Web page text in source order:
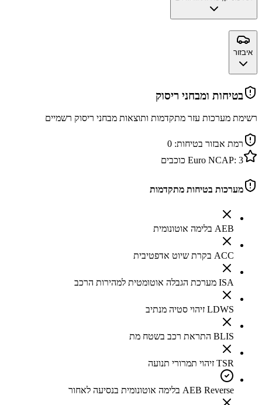
איבזור
בטיחות ומבחני ריסוק
רשימת מערכות עזר מתקדמות ותוצאות מבחני ריסוק רשמיים
רמת אבזור בטיחות: 0
Euro NCAP: 3 כוכבים
מערכות בטיחות מתקדמות
AEB בלימה אוטונומית
ACC בקרת שיוט אדפטיבית
ISA מערכת הגבלה אוטומטית למהירות הרכב
LDWS זיהוי סטיה מנתיב
BLIS התראת רכב בשטח מת
TSR זיהוי תמרורי תנועה
AEB Reverse בלימה אוטונומית בנסיעה לאחור